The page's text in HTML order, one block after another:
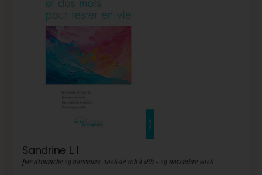
Sandrine L. I
par dimanche 29 novembre 2026 de 10h à 18h - 29 novembre 2026